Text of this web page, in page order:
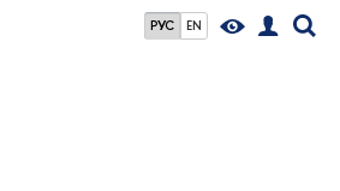
РУС EN